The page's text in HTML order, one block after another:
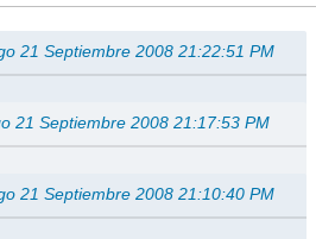
21 Septiembre 2008 21:22:51 PM
21 Septiembre 2008 21:17:53 PM
21 Septiembre 2008 21:10:40 PM